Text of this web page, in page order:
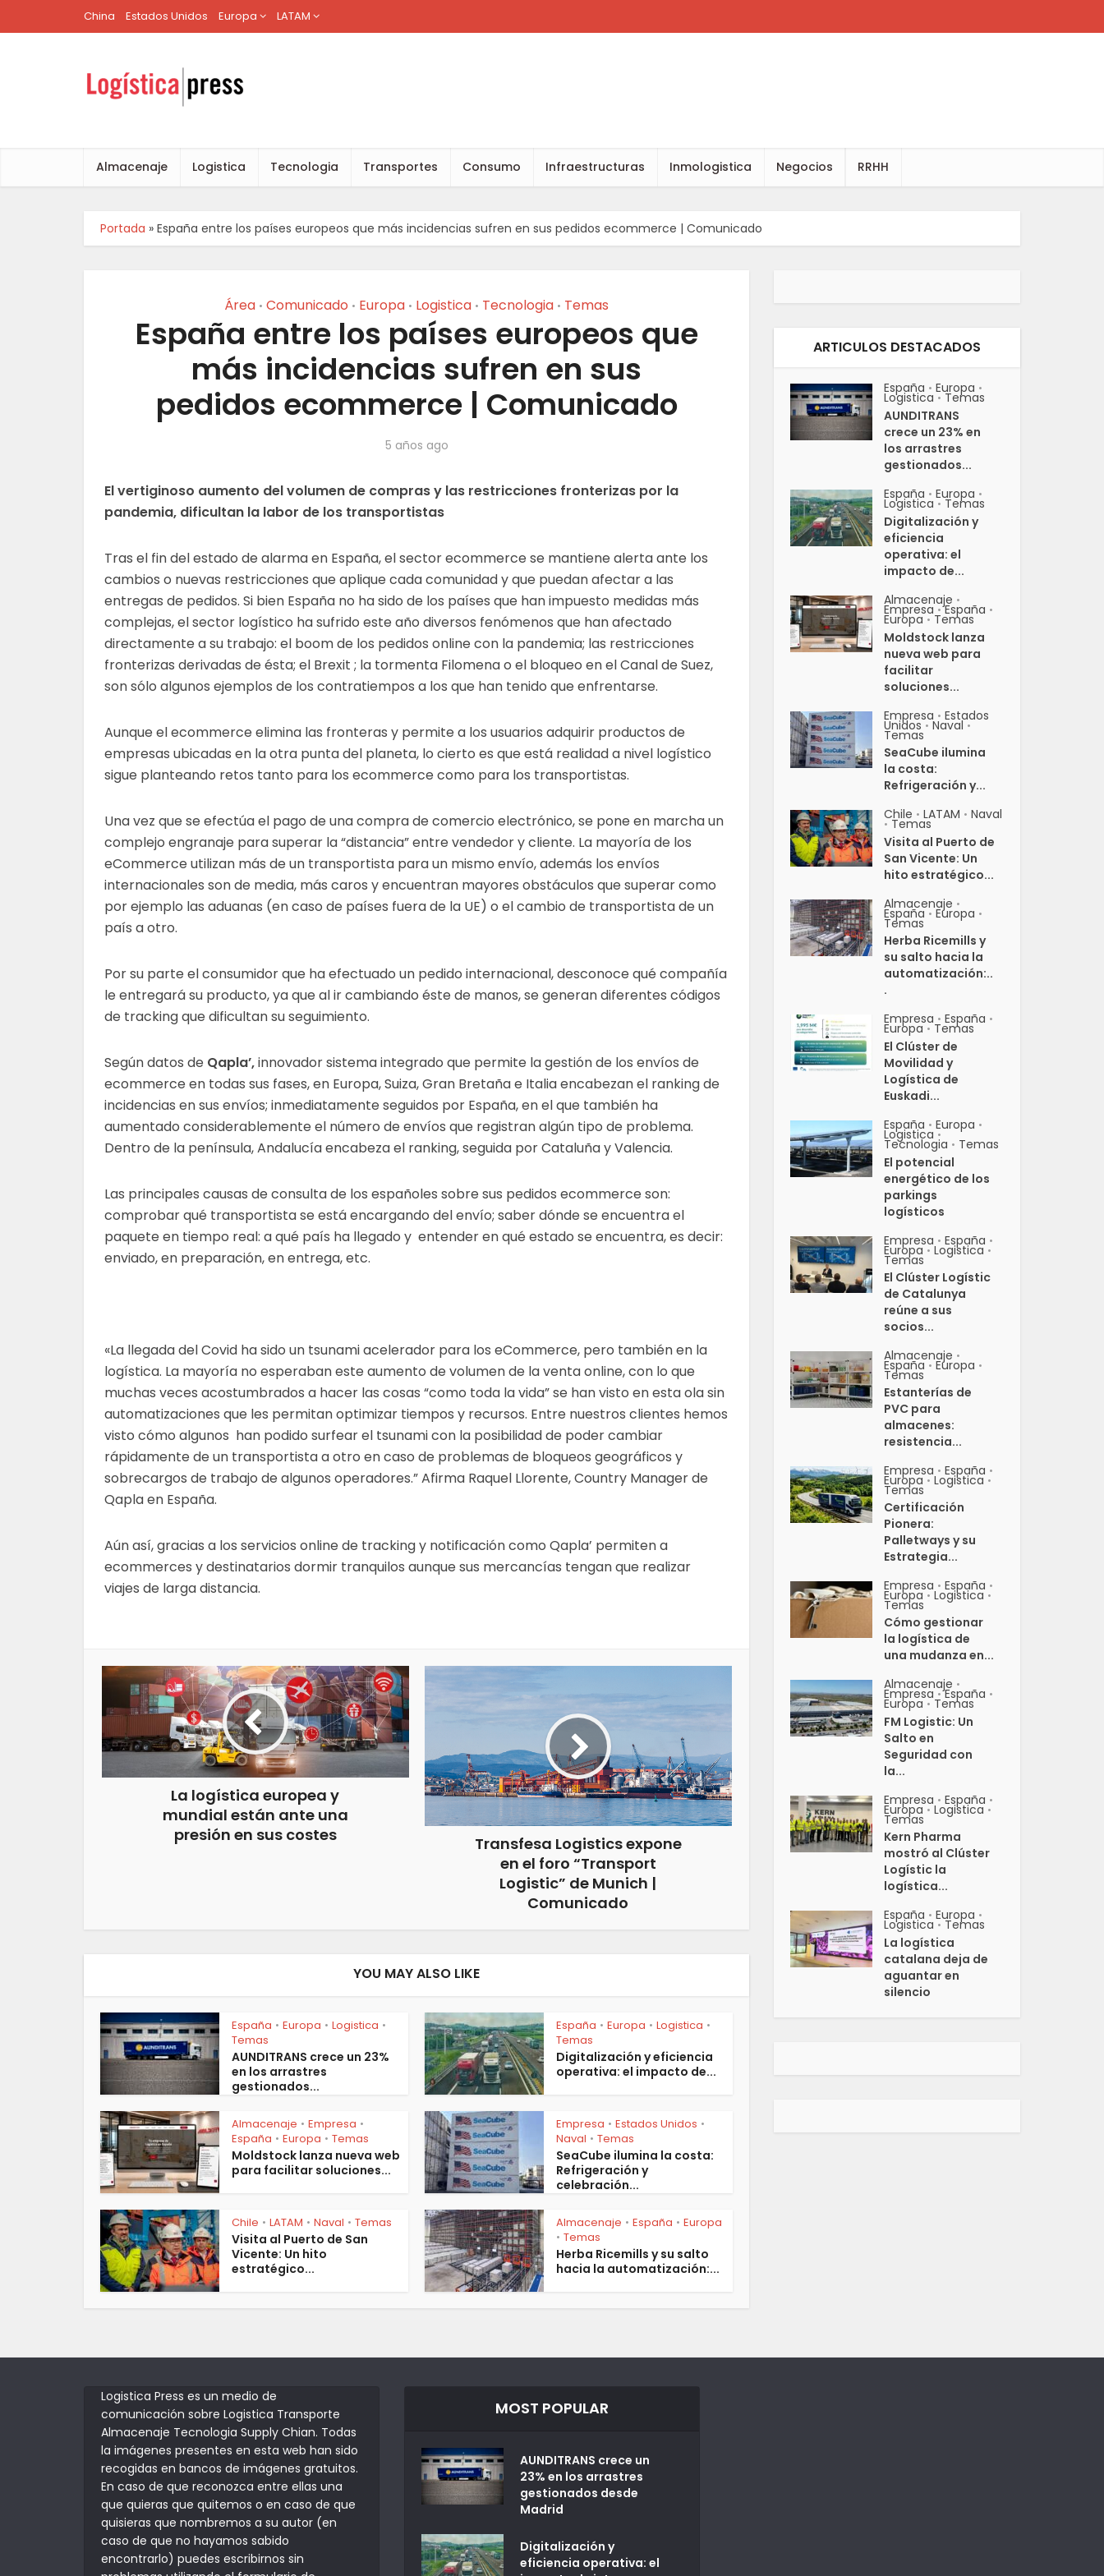
China Estados Unidos Europa LATAM
Almacenaje Logistica Tecnologia Transportes Consumo Infraestructuras Inmologistica Negocios RRHH
Portada » España entre los países europeos que más incidencias sufren en sus pedidos ecommerce | Comunicado
Área • Comunicado • Europa • Logistica • Tecnologia • Temas
España entre los países europeos que
más incidencias sufren en sus
pedidos ecommerce | Comunicado
5 años ago
El vertiginoso aumento del volumen de compras y las restricciones fronterizas por la
pandemia, dificultan la labor de los transportistas
Tras el fin del estado de alarma en España, el sector ecommerce se mantiene alerta ante los
cambios o nuevas restricciones que aplique cada comunidad y que puedan afectar a las
entregas de pedidos. Si bien España no ha sido de los países que han impuesto medidas más
complejas, el sector logístico ha sufrido este año diversos fenómenos que han afectado
directamente a su trabajo: el boom de los pedidos online con la pandemia; las restricciones
fronterizas derivadas de ésta; el Brexit ; la tormenta Filomena o el bloqueo en el Canal de Suez,
son sólo algunos ejemplos de los contratiempos a los que han tenido que enfrentarse.
Aunque el ecommerce elimina las fronteras y permite a los usuarios adquirir productos de
empresas ubicadas en la otra punta del planeta, lo cierto es que está realidad a nivel logístico
sigue planteando retos tanto para los ecommerce como para los transportistas.
Una vez que se efectúa el pago de una compra de comercio electrónico, se pone en marcha un
complejo engranaje para superar la “distancia” entre vendedor y cliente. La mayoría de los
eCommerce utilizan más de un transportista para un mismo envío, además los envíos
internacionales son de media, más caros y encuentran mayores obstáculos que superar como
por ejemplo las aduanas (en caso de países fuera de la UE) o el cambio de transportista de un
país a otro.
Por su parte el consumidor que ha efectuado un pedido internacional, desconoce qué compañía
le entregará su producto, ya que al ir cambiando éste de manos, se generan diferentes códigos
de tracking que dificultan su seguimiento.
Según datos de Qapla’,innovador sistema integrado que permite la gestión de los envíos de
ecommerce en todas sus fases, en Europa, Suiza, Gran Bretaña e Italia encabezan el ranking de
incidencias en sus envíos; inmediatamente seguidos por España, en el que también ha
aumentado considerablemente el número de envíos que registran algún tipo de problema.
Dentro de la península, Andalucía encabeza el ranking, seguida por Cataluña y Valencia.
Las principales causas de consulta de los españoles sobre sus pedidos ecommerce son:
comprobar qué transportista se está encargando del envío; saber dónde se encuentra el
paquete en tiempo real: a qué país ha llegado y entender en qué estado se encuentra, es decir:
enviado, en preparación, en entrega, etc.
«La llegada del Covid ha sido un tsunami acelerador para los eCommerce, pero también en la
logística. La mayoría no esperaban este aumento de volumen de la venta online, con lo que
muchas veces acostumbrados a hacer las cosas “como toda la vida” se han visto en esta ola sin
automatizaciones que les permitan optimizar tiempos y recursos. Entre nuestros clientes hemos
visto cómo algunos han podido surfear el tsunami con la posibilidad de poder cambiar
rápidamente de un transportista a otro en caso de problemas de bloqueos geográficos y
sobrecargos de trabajo de algunos operadores.” Afirma Raquel Llorente, Country Manager de
Qapla en España.
Aún así, gracias a los servicios online de tracking y notificación como Qapla’ permiten a
ecommerces y destinatarios dormir tranquilos aunque sus mercancías tengan que realizar
viajes de larga distancia.
La logística europea y
mundial están ante una
presión en sus costes
Transfesa Logistics expone
en el foro “Transport
Logistic” de Munich |
Comunicado
YOU MAY ALSO LIKE
España • Europa • Logistica •
Temas
AUNDITRANS crece un 23%
en los arrastres
gestionados...
España • Europa • Logistica •
Temas
Digitalización y eficiencia
operativa: el impacto de...
Almacenaje • Empresa •
España • Europa • Temas
Moldstock lanza nueva web
para facilitar soluciones...
Empresa • Estados Unidos •
Naval • Temas
SeaCube ilumina la costa:
Refrigeración y
celebración...
Chile • LATAM • Naval • Temas
Visita al Puerto de San
Vicente: Un hito
estratégico...
Almacenaje • España • Europa
• Temas
Herba Ricemills y su salto
hacia la automatización:...
ARTICULOS DESTACADOS
España • Europa •
Logistica • Temas
AUNDITRANS
crece un 23% en
los arrastres
gestionados...
España • Europa •
Logistica • Temas
Digitalización y
eficiencia
operativa: el
impacto de...
Almacenaje •
Empresa • España •
Europa • Temas
Moldstock lanza
nueva web para
facilitar
soluciones...
Empresa • Estados
Unidos • Naval •
Temas
SeaCube ilumina
la costa:
Refrigeración y...
Chile • LATAM • Naval
• Temas
Visita al Puerto de
San Vicente: Un
hito estratégico...
Almacenaje •
España • Europa •
Temas
Herba Ricemills y
su salto hacia la
automatización:..
.
Empresa • España •
Europa • Temas
El Clúster de
Movilidad y
Logística de
Euskadi...
España • Europa •
Logistica •
Tecnologia • Temas
El potencial
energético de los
parkings
logísticos
Empresa • España •
Europa • Logistica •
Temas
El Clúster Logístic
de Catalunya
reúne a sus
socios...
Almacenaje •
España • Europa •
Temas
Estanterías de
PVC para
almacenes:
resistencia...
Empresa • España •
Europa • Logistica •
Temas
Certificación
Pionera:
Palletways y su
Estrategia...
Empresa • España •
Europa • Logistica •
Temas
Cómo gestionar
la logística de
una mudanza en...
Almacenaje •
Empresa • España •
Europa • Temas
FM Logistic: Un
Salto en
Seguridad con
la...
Empresa • España •
Europa • Logistica •
Temas
Kern Pharma
mostró al Clúster
Logístic la
logística...
España • Europa •
Logistica • Temas
La logística
catalana deja de
aguantar en
silencio
Logistica Press es un medio de
comunicación sobre Logistica Transporte
Almacenaje Tecnologia Supply Chian. Todas
la imágenes presentes en esta web han sido
recogidas en bancos de imágenes gratuitos.
En caso de que reconozca entre ellas una
que quieras que quitemos o en caso de que
quisieras que nombremos a su autor (en
caso de que no hayamos sabido
encontrarlo) puedes escribirnos sin
MOST POPULAR
AUNDITRANS crece un
23% en los arrastres
gestionados desde
Madrid
Digitalización y
eficiencia operativa: el